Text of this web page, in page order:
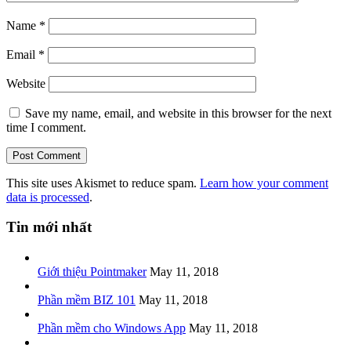
Name *
Email *
Website
Save my name, email, and website in this browser for the next
time I comment.
This site uses Akismet to reduce spam. Learn how your comment
data is processed.
Tin mới nhất
Giới thiệu Pointmaker May 11, 2018
Phần mềm BIZ 101 May 11, 2018
Phần mềm cho Windows App May 11, 2018